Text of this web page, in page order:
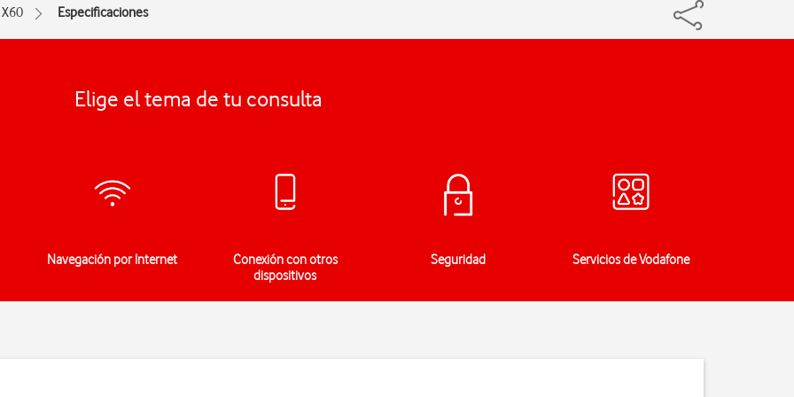
X60 Especificaciones
Elige el tema de tu consulta
Navegación por Internet
Conexión con otros
dispositivos
Seguridad Servicios de Vodafone